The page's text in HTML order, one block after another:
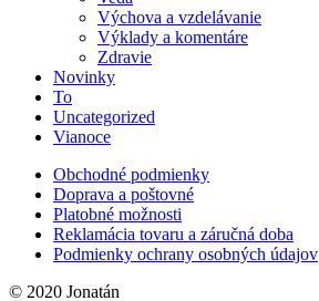
Výchova a vzdelávanie
Výklady a komentáre
Zdravie
Novinky
To
Uncategorized
Vianoce
Obchodné podmienky
Doprava a poštovné
Platobné možnosti
Reklamácia tovaru a záručná doba
Podmienky ochrany osobných údajov
© 2020 Jonatán